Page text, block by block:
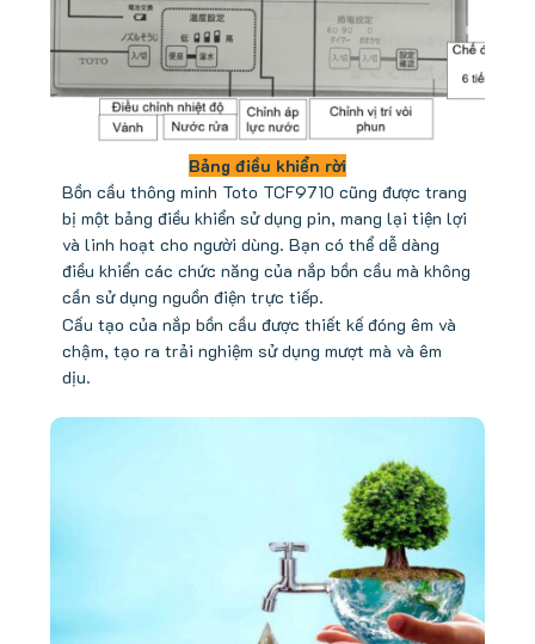
Bảng điều khiển rời
Bồn cầu thông minh Toto TCF9710 cũng được trang
bị một bảng điều khiển sử dụng pin, mang lại tiện lợi
và linh hoạt cho người dùng. Bạn có thể dễ dàng
điều khiển các chức năng của nắp bồn cầu mà không
cần sử dụng nguồn điện trực tiếp.
Cấu tạo của nắp bồn cầu được thiết kế đóng êm và
chậm, tạo ra trải nghiệm sử dụng mượt mà và êm
dịu.